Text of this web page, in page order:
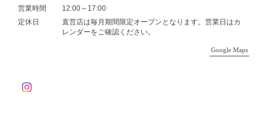
営業時間
12:00～17:00
定休日
直営店は毎月期間限定オープンとなります。営業日はカ
レンダーをご確認ください。
Google Maps